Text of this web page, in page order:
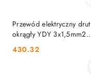
Przewód elektryczny drut
okrągły YDY 3x1,5mm2
MERCOR
Cena:
430.32